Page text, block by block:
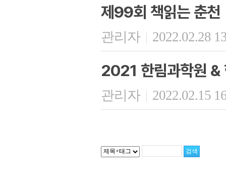
제99회 책읽는 춘천
관리자 | 2022.02.28
2021 한림과학원 &
관리자 | 2022.02.15